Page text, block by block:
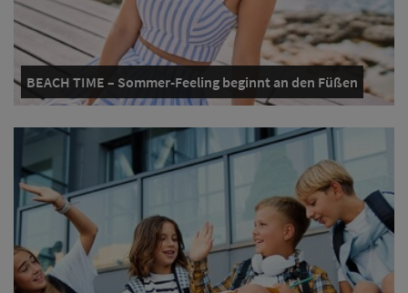
BEACH TIME – Sommer-Feeling beginnt an den Füßen